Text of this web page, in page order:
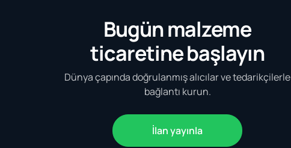
Bugün malzeme
ticaretine başlayın
Dünya çapında doğrulanmış alıcılar ve tedarikçilerle
bağlantı kurun.
İlan yayınla